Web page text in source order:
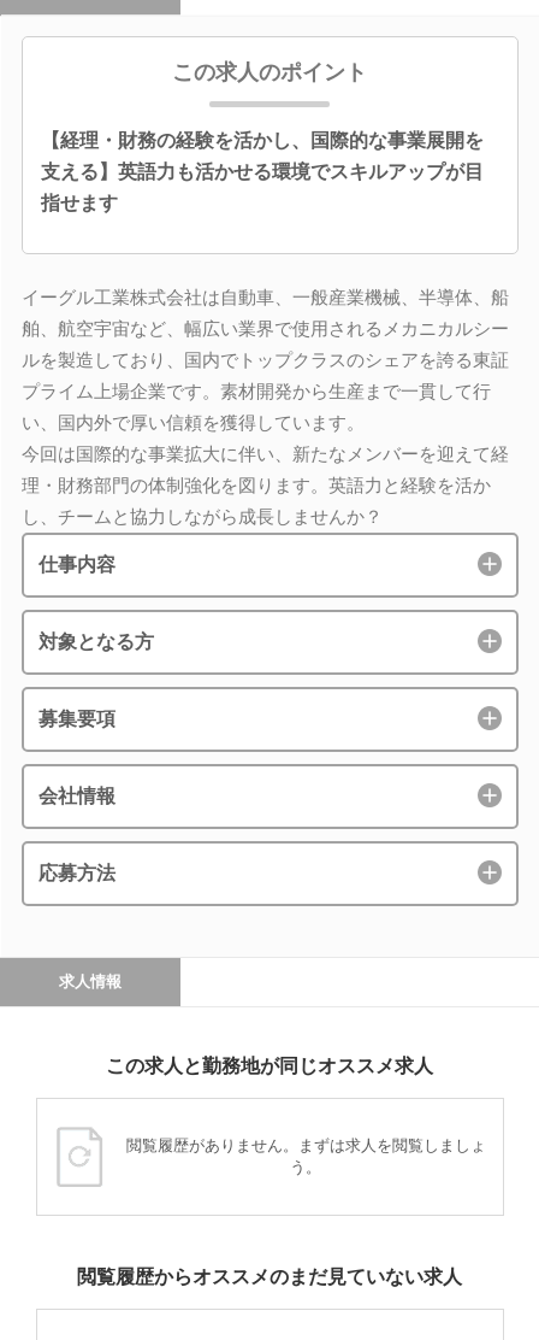
この求人のポイント
【経理・財務の経験を活かし、国際的な事業展開を
支える】英語力も活かせる環境でスキルアップが目
指せます
イーグル工業株式会社は自動車、一般産業機械、半導体、船
舶、航空宇宙など、幅広い業界で使用されるメカニカルシー
ルを製造しており、国内でトップクラスのシェアを誇る東証
プライム上場企業です。素材開発から生産まで一貫して行
い、国内外で厚い信頼を獲得しています。
今回は国際的な事業拡大に伴い、新たなメンバーを迎えて経
理・財務部門の体制強化を図ります。英語力と経験を活か
し、チームと協力しながら成長しませんか？
仕事内容
対象となる方
募集要項
会社情報
応募方法
求人情報
この求人と勤務地が同じオススメ求人
閲覧履歴がありません。まずは求人を閲覧しましょ
う。
閲覧履歴からオススメのまだ見ていない求人